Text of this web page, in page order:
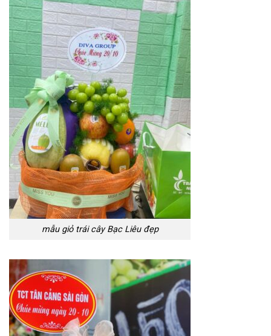
mẫu giỏ trái cây Bạc Liêu đẹp